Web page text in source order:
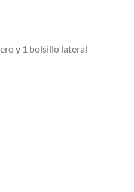
y 1 bolsillo lateral